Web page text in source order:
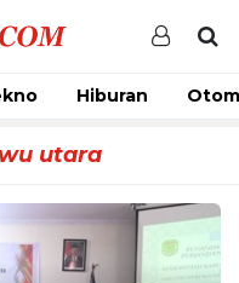
Hiburan
utara